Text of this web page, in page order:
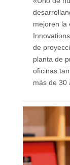
mejoren la
de
planta de
oficinas
más de 30